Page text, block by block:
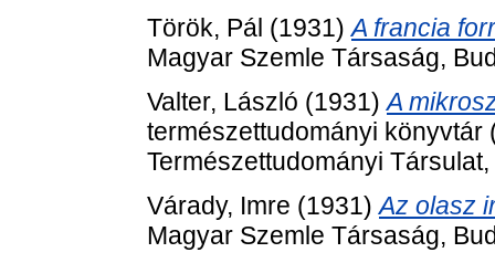
Török, Pál (1931)A francia
Magyar Szemle Társaság,
Valter, László (1931)A
természettudományi könyvtár
Természettudományi
Várady, Imre (1931)Az olasz
Magyar Szemle Társaság,